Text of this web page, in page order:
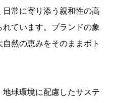
常に寄り添う親和性の高
ています。ブランドの象
然の恵みをそのままボト
球環境に配慮したサステ